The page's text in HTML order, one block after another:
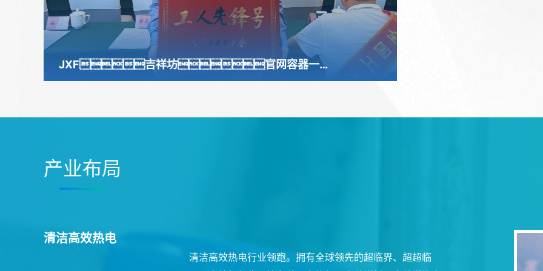
JXF吉祥坊官网容器一分厂装配作业组自动焊班被授予“全国工人先锋号”
产业布局
清洁高效热电
​清洁高效热电行业领跑。拥有全球领先的超临界、超超临